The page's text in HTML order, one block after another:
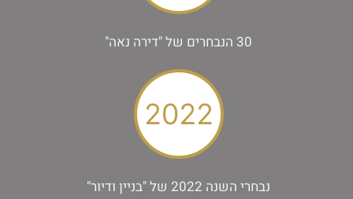
30 הנבחרים של "דירה נאה"
נבחרי השנה 2022 של "בניין ודיור"